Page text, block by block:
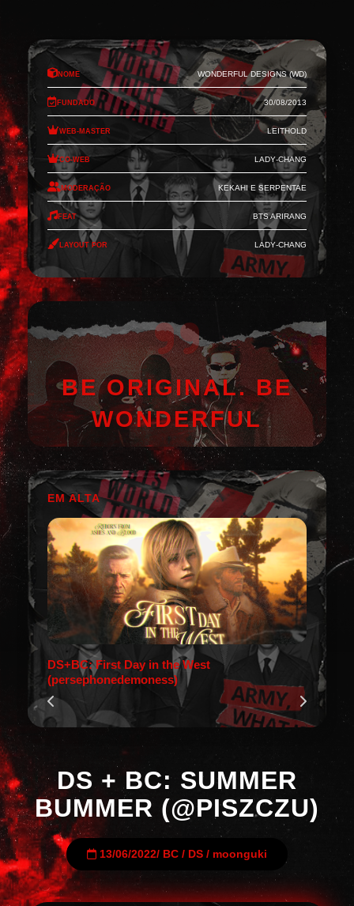
Nome Wonderful Designs (WD)
Fundado 30/08/2013
Web-Master Leithold
Co-Web Lady-Chang
Moderação Kekahi e Serpentae
Feat BTS Arirang
Layout por Lady-Chang
BE ORIGINAL. BE
WONDERFUL
EM ALTA
DS+BC: First Day in the West
(persephonedemoness)
DS + BC: SUMMER
BUMMER (@PISZCZU)
13/06/2022/ BC / DS / moonguki